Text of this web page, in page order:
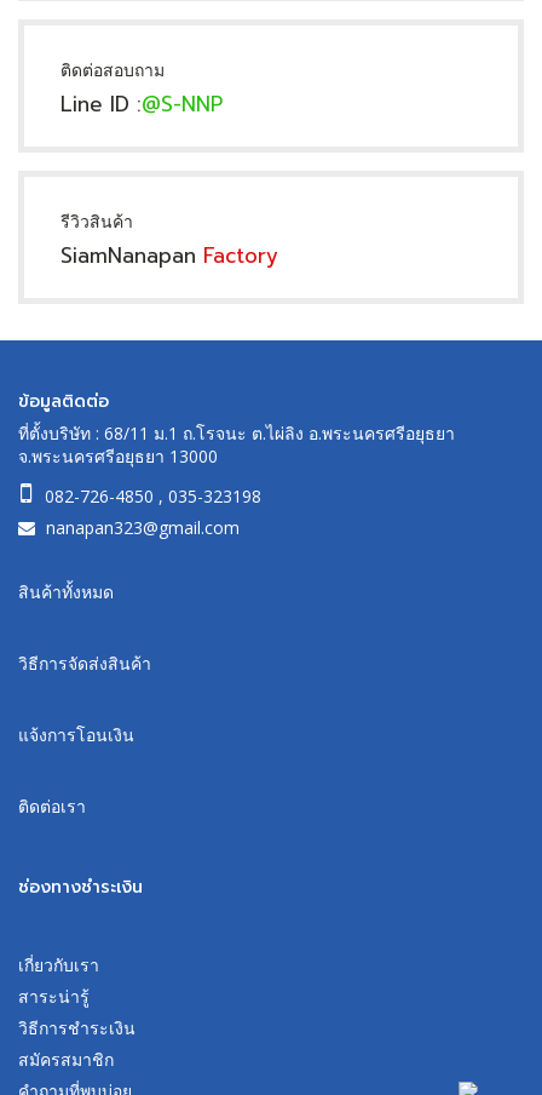
ติดต่อสอบถาม
Line ID :@S-NNP
รีวิวสินค้า
SiamNanapan Factory
ข้อมูลติดต่อ
ที่ตั้งบริษัท : 68/11 ม.1 ถ.โรจนะ ต.ไผ่ลิง อ.พระนครศรีอยุธยา
จ.พระนครศรีอยุธยา 13000
082-726-4850 , 035-323198
nanapan323@gmail.com
สินค้าทั้งหมด
วิธีการจัดส่งสินค้า
แจ้งการโอนเงิน
ติดต่อเรา
ช่องทางชำระเงิน
เกี่ยวกับเรา
สาระน่ารู้
วิธีการชำระเงิน
สมัครสมาชิก